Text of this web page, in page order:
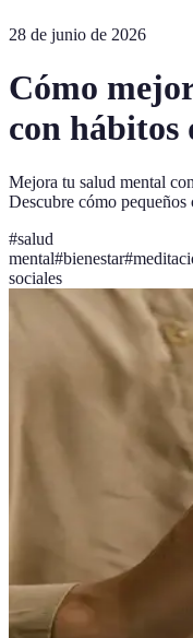
28 de junio de 2026
Cómo
con hábitos
Mejora tu salud mental
Descubre cómo
#salud
mental#bienestar#
sociales